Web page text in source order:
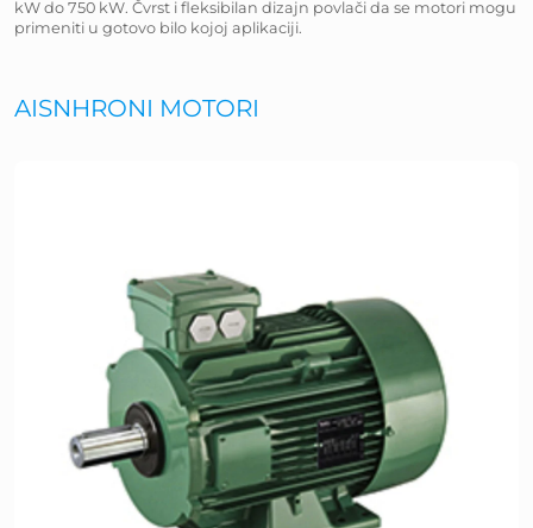
kW do 750 kW. Čvrst i fleksibilan dizajn povlači da se motori mogu
primeniti u gotovo bilo kojoj aplikaciji.
AISNHRONI MOTORI